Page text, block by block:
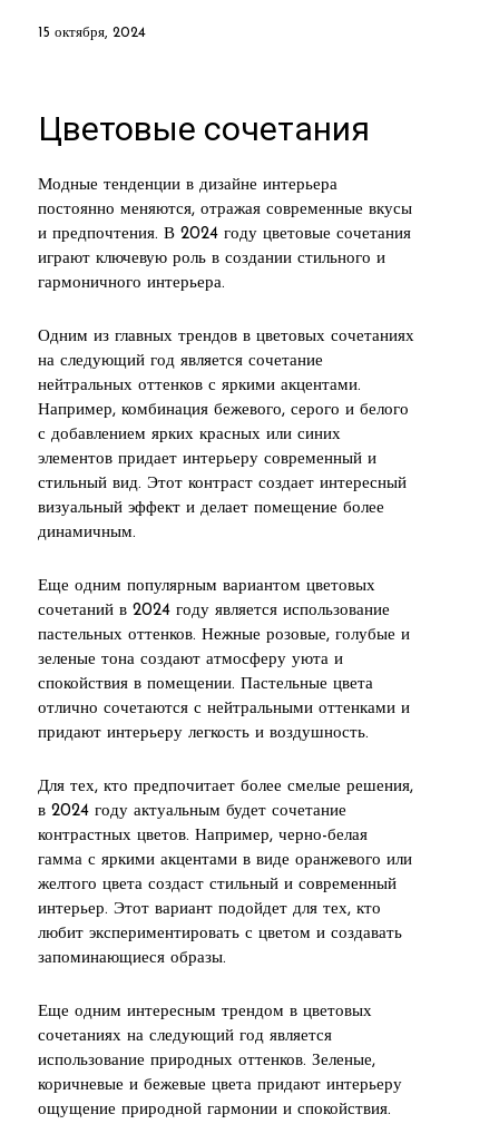
15 октября, 2024
Цветовые сочетания
Модные тенденции в дизайне интерьера
постоянно меняются, отражая современные вкусы
и предпочтения. В 2024 году цветовые сочетания
играют ключевую роль в создании стильного и
гармоничного интерьера.
Одним из главных трендов в цветовых сочетаниях
на следующий год является сочетание
нейтральных оттенков с яркими акцентами.
Например, комбинация бежевого, серого и белого
с добавлением ярких красных или синих
элементов придает интерьеру современный и
стильный вид. Этот контраст создает интересный
визуальный эффект и делает помещение более
динамичным.
Еще одним популярным вариантом цветовых
сочетаний в 2024 году является использование
пастельных оттенков. Нежные розовые, голубые и
зеленые тона создают атмосферу уюта и
спокойствия в помещении. Пастельные цвета
отлично сочетаются с нейтральными оттенками и
придают интерьеру легкость и воздушность.
Для тех, кто предпочитает более смелые решения,
в 2024 году актуальным будет сочетание
контрастных цветов. Например, черно-белая
гамма с яркими акцентами в виде оранжевого или
желтого цвета создаст стильный и современный
интерьер. Этот вариант подойдет для тех, кто
любит экспериментировать с цветом и создавать
запоминающиеся образы.
Еще одним интересным трендом в цветовых
сочетаниях на следующий год является
использование природных оттенков. Зеленые,
коричневые и бежевые цвета придают интерьеру
ощущение природной гармонии и спокойствия.